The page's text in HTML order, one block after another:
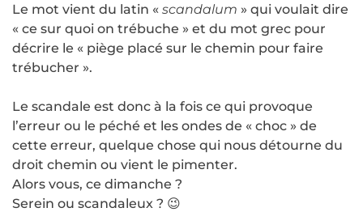
Le mot vient du latin « scandalum » qui voulait dire
« ce sur quoi on trébuche » et du mot grec pour
décrire le « piège placé sur le chemin pour faire
trébucher ».
Le scandale est donc à la fois ce qui provoque
l’erreur ou le péché et les ondes de « choc » de
cette erreur, quelque chose qui nous détourne du
droit chemin ou vient le pimenter.
Alors vous, ce dimanche ?
Serein ou scandaleux ? 😉